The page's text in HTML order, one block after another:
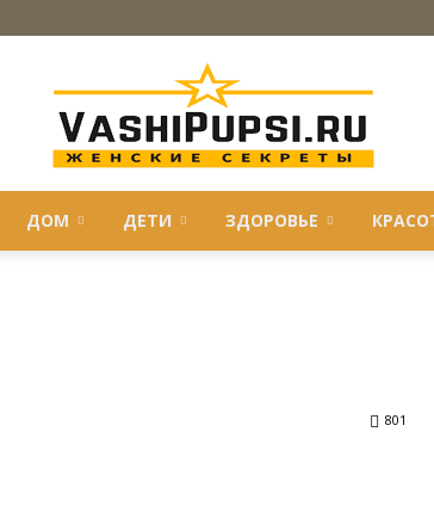
ДОМ ДЕТИ ЗДОРОВЬЕ
801